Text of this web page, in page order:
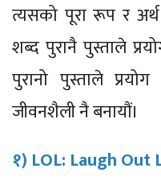
त्यसको पूरा रूप र
शब्द पुरानै पुस्ताले
पुरानो पुस्ताले
जीवनशैली नै बनायौं।
१) LOL: Laugh Out